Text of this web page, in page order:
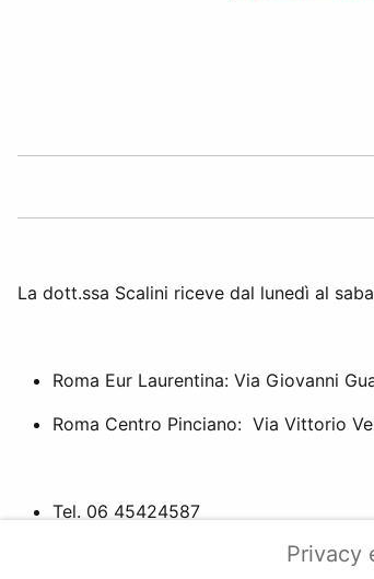
La dott.ssa Scalini riceve dal lunedì al
Roma Eur Laurentina: Via Giovanni
Roma Centro Pinciano: Via Vittorio
Tel. 06 45424587
Privacy